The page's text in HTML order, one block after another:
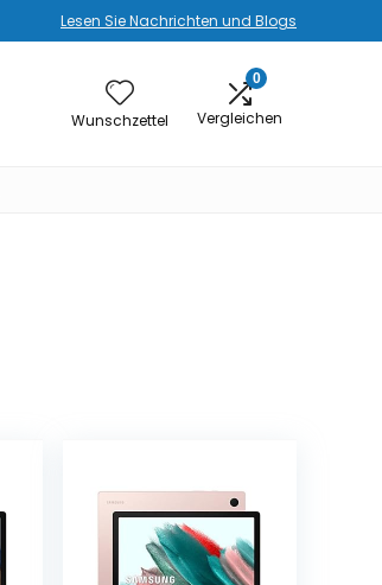
Lesen Sie Nachrichten und Blogs
Wunschzettel
0
Vergleichen